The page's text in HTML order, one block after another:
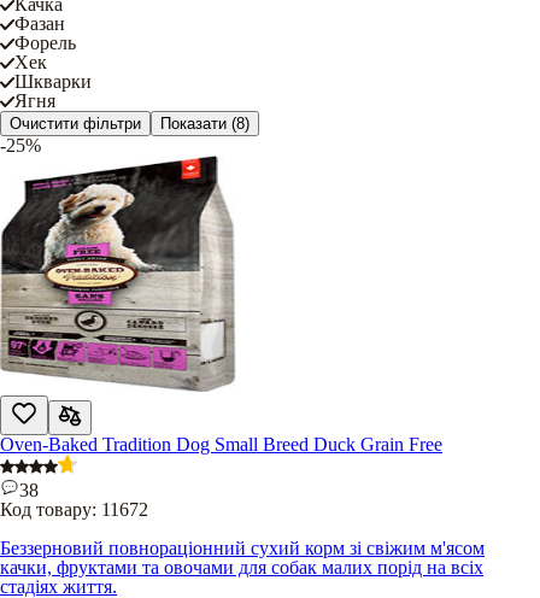
Фазан
Форель
Хек
Шкварки
Ягня
Очистити фільтри Показати (8)
-25%
Oven-Baked Tradition Dog Small Breed Duck Grain Free
38
Код товару: 11672
Беззерновий повнораціонний сухий корм зі свіжим м'ясом
качки, фруктами та овочами для собак малих порід на всіх
стадіях життя.